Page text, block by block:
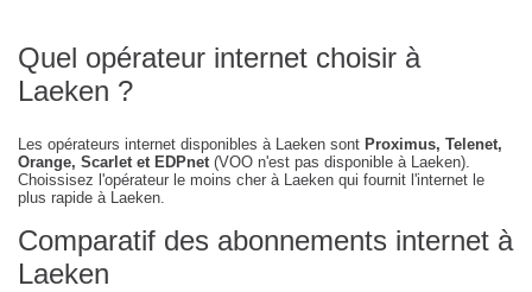
Quel opérateur internet choisir à
Laeken ?
Les opérateurs internet disponibles à Laeken sont Proximus, Telenet,
Orange, Scarlet et EDPnet(VOO n'est pas disponible à Laeken).
Choissisez l'opérateur le moins cher à Laeken qui fournit l'internet le
plus rapide à Laeken.
Comparatif des abonnements internet à
Laeken